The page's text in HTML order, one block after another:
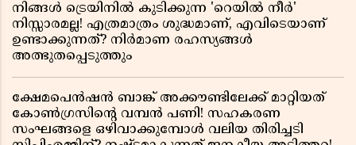
നിങ്ങൾ ട്രെയിനിൽ കുടിക്കുന്ന 'റെയിൽ നീർ'
നിസ്സാരമല്ല! എത്രമാത്രം ശുദ്ധമാണ്, എവിടെയാണ്
ഉണ്ടാക്കുന്നത്? നിർമാണ രഹസ്യങ്ങൾ
അത്ഭുതപ്പെടുത്തും
ക്ഷേമപെൻഷൻ ബാങ്ക് അക്കൗണ്ടിലേക്ക് മാറ്റിയത്
കോൺഗ്രസിന്റെ വമ്പൻ പണി! സഹകരണ
സംഘങ്ങളെ ഒഴിവാക്കുമ്പോൾ വലിയ തിരിച്ചടി